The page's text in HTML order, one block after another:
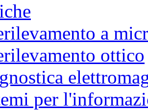
a
ottico
per